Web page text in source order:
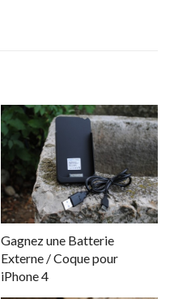
Gagnez une Batterie
Externe / Coque pour
iPhone 4